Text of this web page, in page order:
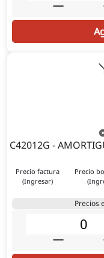
C42012G -
Precio factura
(Ingresar)
Precio
Precios